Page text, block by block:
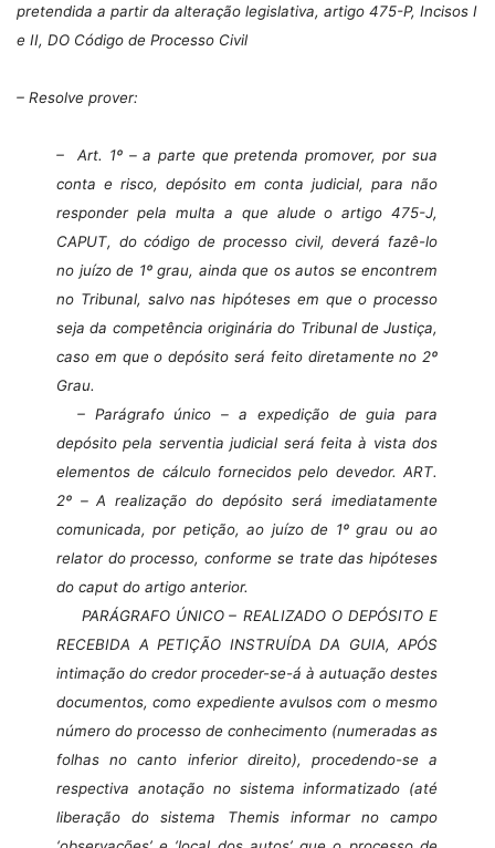
pretendida a partir da alteração legislativa, artigo 475-P, Incisos I
e II, DO Código de Processo Civil
– Resolve prover:
– Art. 1º – a parte que pretenda promover, por sua
conta e risco, depósito em conta judicial, para não
responder pela multa a que alude o artigo 475-J,
CAPUT, do código de processo civil, deverá fazê-lo
no juízo de 1º grau, ainda que os autos se encontrem
no Tribunal, salvo nas hipóteses em que o processo
seja da competência originária do Tribunal de Justiça,
caso em que o depósito será feito diretamente no 2º
Grau.
– Parágrafo único – a expedição de guia para
depósito pela serventia judicial será feita à vista dos
elementos de cálculo fornecidos pelo devedor. ART.
2º – A realização do depósito será imediatamente
comunicada, por petição, ao juízo de 1º grau ou ao
relator do processo, conforme se trate das hipóteses
do caput do artigo anterior.
PARÁGRAFO ÚNICO – REALIZADO O DEPÓSITO E
RECEBIDA A PETIÇÃO INSTRUÍDA DA GUIA, APÓS
intimação do credor proceder-se-á à autuação destes
documentos, como expediente avulsos com o mesmo
número do processo de conhecimento (numeradas as
folhas no canto inferior direito), procedendo-se a
respectiva anotação no sistema informatizado (até
liberação do sistema Themis informar no campo